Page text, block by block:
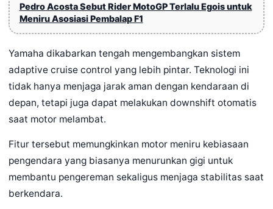
Pedro Acosta Sebut Rider MotoGP Terlalu Egois untuk
Meniru Asosiasi Pembalap F1
Yamaha dikabarkan tengah mengembangkan sistem
adaptive cruise control yang lebih pintar. Teknologi ini
tidak hanya menjaga jarak aman dengan kendaraan di
depan, tetapi juga dapat melakukan downshift otomatis
saat motor melambat.
Fitur tersebut memungkinkan motor meniru kebiasaan
pengendara yang biasanya menurunkan gigi untuk
membantu pengereman sekaligus menjaga stabilitas saat
berkendara.